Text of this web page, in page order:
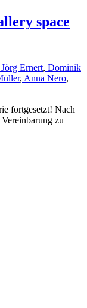
space
Jörg Ernert, Dominik
, Anna Nero,
fortgesetzt! Nach
zu